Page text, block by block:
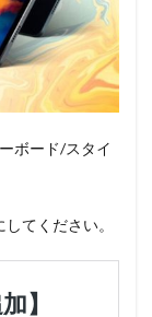
ボード/スタイ
てください。